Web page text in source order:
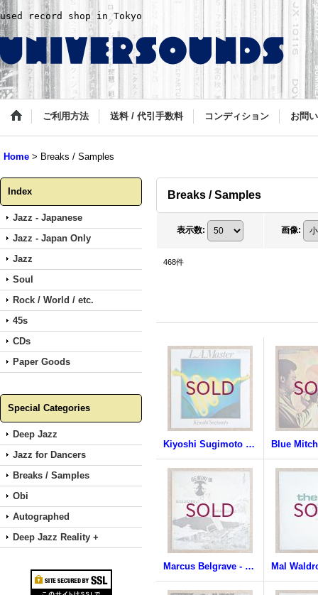
used record shop in Tokyo
ご利用方法 送料 / 代引手数料 コンディション お問
Home > Breaks / Samples
Index
Jazz - Japanese
Jazz - Japan Only
Jazz
Soul
Rock / World / etc.
45s
CDs
Paper Goods
Special Categories
Deep Jazz
Jazz for Dancers
Breaks / Samples
Obi
Autographed
Deep Jazz Reality +
Breaks / Samples
表示数: 画像:
468件
Kiyoshi Sugimoto - L.A. Master Blue
Marcus Belgrave - Gemini II